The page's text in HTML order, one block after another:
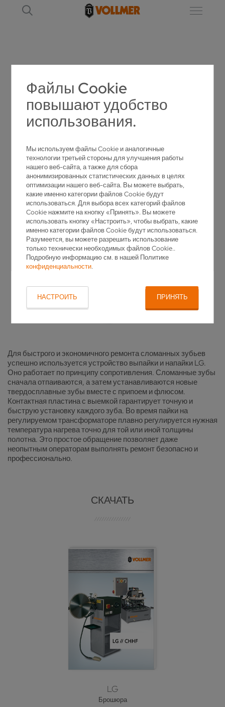
Файлы Cookie
повышают удобство
использования.
Мы используем файлы Cookie и аналогичные
технологии третьей стороны для улучшения работы
нашего веб-сайта, а также для сбора
анонимизированных статистических данных в целях
оптимизации нашего веб-сайта. Вы можете выбрать,
какие именно категории файлов Cookie будут
использоваться. Для выбора всех категорий файлов
Cookie нажмите на кнопку «Принять». Вы можете
использовать кнопку «Настроить», чтобы выбрать, какие
именно категории файлов Cookie будут использоваться.
Разумеется, вы можете разрешить использование
только технически необходимых файлов Cookie..
Подробную информацию см. в нашей Политике
конфиденциальности.
НАСТРОИТЬ ПРИНЯТЬ
УСТРОЙСТВО ДЛЯ ВЫПАЙКИ И НАПАЙКИ
LG 21H
ТВЕРДОСПЛАВНЫХ ПЛАСТИН НА ЗУБЬЯ
ДИСКОВЫХ ПИЛ.
Для быстрого и экономичного ремонта сломанных зубьев
успешно используется устройство выпайки и напайки LG.
Оно работает по принципу сопротивления. Сломанные зубы
сначала отпаиваются, а затем устанавливаются новые
твердосплавные зубы вместе с припоем и флюсом.
Контактная пластина с выемкой гарантирует точную и
быструю установку каждого зуба. Во время пайки на
регулируемом трансформаторе плавно регулируется нужная
температура нагрева точно для той или иной толщины
полотна. Это простое обращение позволяет даже
неопытным операторам выполнять ремонт безопасно и
профессионально.
СКАЧАТЬ
LG
Брошюра